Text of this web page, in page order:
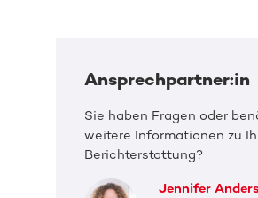
Ansprechpartner:in
Sie haben Fragen oder
weitere Informationen zu
Berichterstattung?
Jennifer